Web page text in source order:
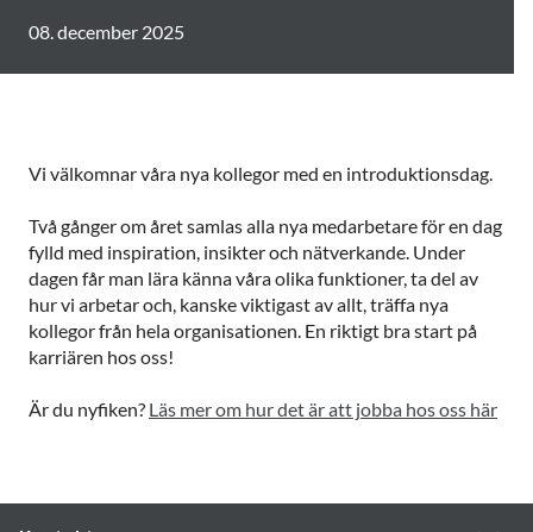
08. december 2025
Vi välkomnar våra nya kollegor med en introduktionsdag.
Två gånger om året samlas alla nya medarbetare för en dag
fylld med inspiration, insikter och nätverkande. Under
dagen får man lära känna våra olika funktioner, ta del av
hur vi arbetar och, kanske viktigast av allt, träffa nya
kollegor från hela organisationen. En riktigt bra start på
karriären hos oss!
Är du nyfiken? Läs mer om hur det är att jobba hos oss här